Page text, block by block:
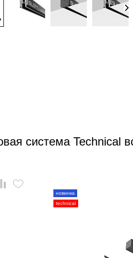
система Technical
новинка
technical